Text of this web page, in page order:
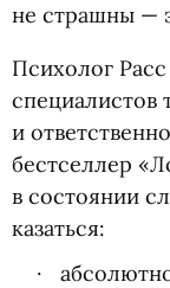
не страшны —
Психолог
специалистов
и
бестселлер «
в состоянии
казаться: